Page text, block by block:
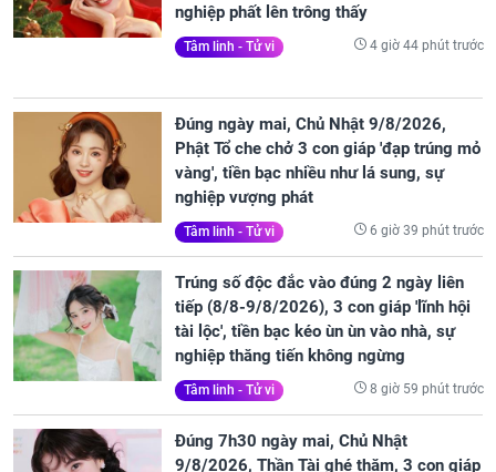
nghiệp phất lên trông thấy
Tâm linh - Tử vi 4 giờ 44 phút trước
Đúng ngày mai, Chủ Nhật 9/8/2026,
Phật Tổ che chở 3 con giáp 'đạp trúng mỏ
vàng', tiền bạc nhiều như lá sung, sự
nghiệp vượng phát
Tâm linh - Tử vi 6 giờ 39 phút trước
Trúng số độc đắc vào đúng 2 ngày liên
tiếp (8/8-9/8/2026), 3 con giáp 'lĩnh hội
tài lộc', tiền bạc kéo ùn ùn vào nhà, sự
nghiệp thăng tiến không ngừng
Tâm linh - Tử vi 8 giờ 59 phút trước
Đúng 7h30 ngày mai, Chủ Nhật
9/8/2026, Thần Tài ghé thăm, 3 con giáp